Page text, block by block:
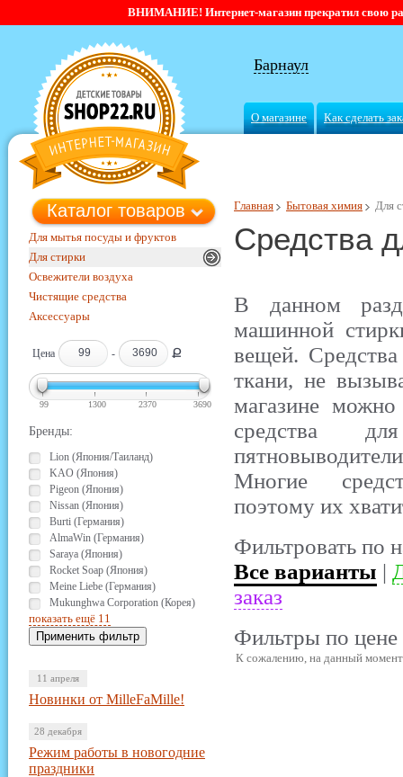
ВНИМАНИЕ! Интернет-магазин прекратил свою
Барнаул
О магазине Как сделать
Главная Бытовая химия Для
Средства
В данном
машинной
вещей.
ткани, не
магазине
средства для
Многие
поэтому их
Фильтровать по
Все варианты |
заказ
Фильтры по цене
Каталог товаров
Для мытья посуды и фруктов
Для стирки
Освежители воздуха
Чистящие средства
Аксессуары
Цена - Ք
99 1300 2370 3690
Бренды:
Lion (Япония/Таиланд)
KAO (Япония)
Pigeon (Япония)
Nissan (Япония)
Burti (Германия)
AlmaWin (Германия)
Saraya (Япония)
Rocket Soap (Япония)
Meine Liebe (Германия)
Mukunghwa Corporation (Корея)
показать ещё 11
11 апреля
Новинки от MilleFaMille!
28 декабря
Режим работы в новогодние
праздники
К сожалению, на данный момент